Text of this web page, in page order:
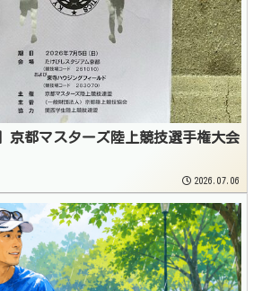
京都マスターズ陸上競技選手権大会
2026.07.06